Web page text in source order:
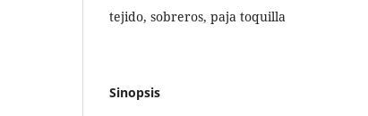
tejido, sobreros, paja toquilla
Sinopsis